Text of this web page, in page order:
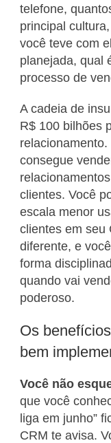
telefone,
principal
você teve com
planejada, qual
processo de
A cadeia de
R$ 100 bilhões
consegue
clientes. Você
escala menor
clientes em seu
diferente, e
forma
quando vai
poderoso.
Os
bem
Você não
que você
liga em junho”
CRM te avisa.